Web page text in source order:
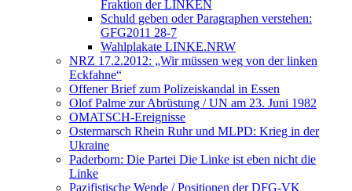
Fraktion der LINKEN
Schuld geben oder Paragraphen verstehen:
GFG2011 28-7
Wahlplakate LINKE.NRW
NRZ 17.2.2012: „Wir müssen weg von der linken
Eckfahne“
Offener Brief zum Polizeiskandal in Essen
Olof Palme zur Abrüstung / UN am 23. Juni 1982
OMATSCH-Ereignisse
Ostermarsch Rhein Ruhr und MLPD: Krieg in der
Ukraine
Paderborn: Die Partei Die Linke ist eben nicht die
Linke
Pazifistische Wende / Positionen der DFG-VK